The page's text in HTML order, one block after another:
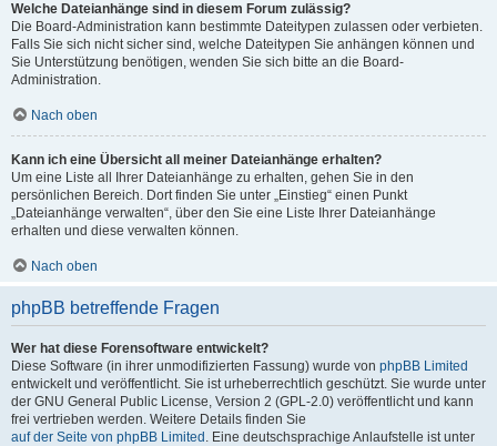
Welche Dateianhänge sind in diesem Forum zulässig?
Die Board-Administration kann bestimmte Dateitypen zulassen oder verbieten.
Falls Sie sich nicht sicher sind, welche Dateitypen Sie anhängen können und
Sie Unterstützung benötigen, wenden Sie sich bitte an die Board-
Administration.
Nach oben
Kann ich eine Übersicht all meiner Dateianhänge erhalten?
Um eine Liste all Ihrer Dateianhänge zu erhalten, gehen Sie in den
persönlichen Bereich. Dort finden Sie unter „Einstieg“ einen Punkt
„Dateianhänge verwalten“, über den Sie eine Liste Ihrer Dateianhänge
erhalten und diese verwalten können.
Nach oben
phpBB betreffende Fragen
Wer hat diese Forensoftware entwickelt?
Diese Software (in ihrer unmodifizierten Fassung) wurde von phpBB Limited
entwickelt und veröffentlicht. Sie ist urheberrechtlich geschützt. Sie wurde unter
der GNU General Public License, Version 2 (GPL-2.0) veröffentlicht und kann
frei vertrieben werden. Weitere Details finden Sie
auf der Seite von phpBB Limited . Eine deutschsprachige Anlaufstelle ist unter